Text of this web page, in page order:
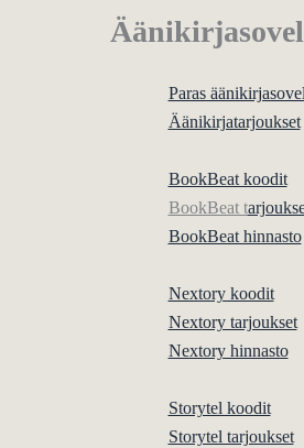
Paras
Äänikirjatarjoukset
BookBeat koodit
BookBeat t
BookBeat hinnasto
Nextory koodit
Nextory tarjoukset
Nextory hinnasto
Storytel koodit
Storytel tarjoukset